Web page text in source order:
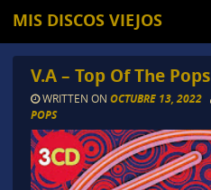
MIS DISCOS VIEJOS
V.A – Top Of The
WRITTEN ON OCTUBRE 13, 2022
POPS